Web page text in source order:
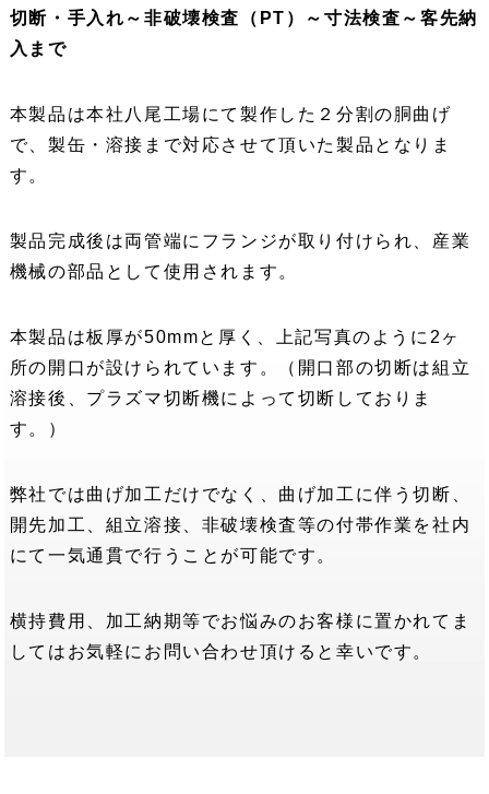
切断・手入れ～非破壊検査（PT）～寸法検査～客先納
入まで
本製品は本社八尾工場にて製作した２分割の胴曲げ
で、製缶・溶接まで対応させて頂いた製品となりま
す。
製品完成後は両管端にフランジが取り付けられ、産業
機械の部品として使用されます。
本製品は板厚が50mmと厚く、上記写真のように2ヶ
所の開口が設けられています。（開口部の切断は組立
溶接後、プラズマ切断機によって切断しておりま
す。）
弊社では曲げ加工だけでなく、曲げ加工に伴う切断、
開先加工、組立溶接、非破壊検査等の付帯作業を社内
にて一気通貫で行うことが可能です。
横持費用、加工納期等でお悩みのお客様に置かれてま
してはお気軽にお問い合わせ頂けると幸いです。